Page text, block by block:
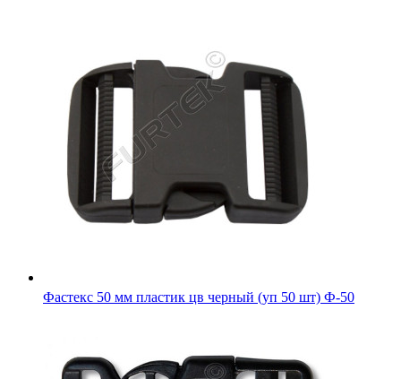
Фастекс 50 мм пластик цв черный (уп 50 шт) Ф-50